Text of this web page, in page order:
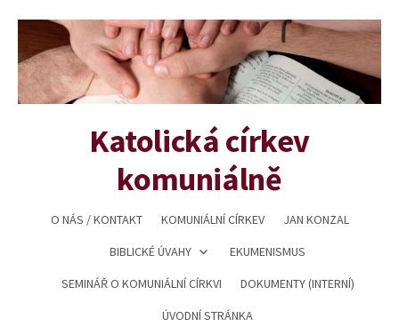
obsahu
webu
Katolická církev
komuniálně
O NÁS / KONTAKT KOMUNIÁLNÍ CÍRKEV
JAN KONZAL
BIBLICKÉ ÚVAHY
EKUMENISMUS
SEMINÁŘ O KOMUNIÁLNÍ CÍRKVI
DOKUMENTY (INTERNÍ)
ÚVODNÍ STRÁNKA